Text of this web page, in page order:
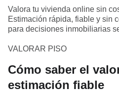
Valora tu vivienda online sin
Estimación rápida, fiable y sin
para decisiones inmobiliarias
VALORAR PISO
Cómo saber el
estimación fiable